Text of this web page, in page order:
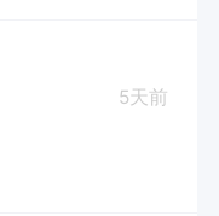
5天前